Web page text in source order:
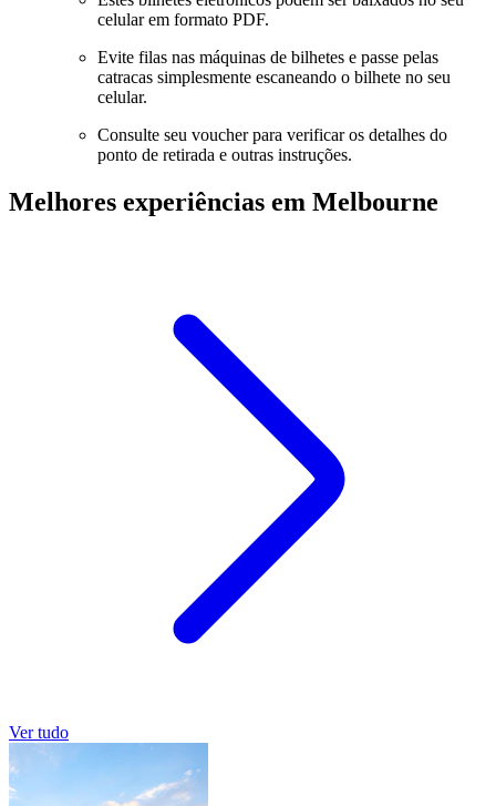
celular em formato PDF.
Evite filas nas máquinas de bilhetes e passe pelas
catracas simplesmente escaneando o bilhete no seu
celular.
Consulte seu voucher para verificar os detalhes do
ponto de retirada e outras instruções.
Melhores experiências em Melbourne
Ver tudo